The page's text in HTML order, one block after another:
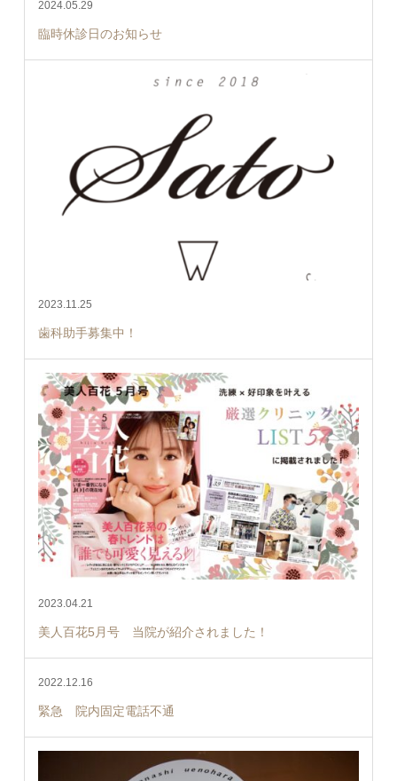
2024.05.29
臨時休診日のお知らせ
2023.11.25
歯科助手募集中！
2023.04.21
美人百花5月号 当院が紹介されました！
2022.12.16
緊急 院内固定電話不通